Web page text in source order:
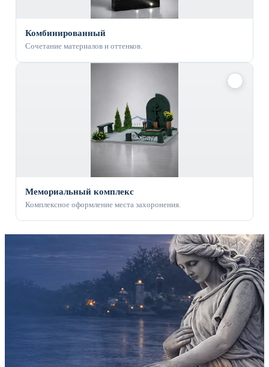
Комбинированный
Сочетание материалов и оттенков.
Мемориальный комплекс
Комплексное оформление места захоронения.